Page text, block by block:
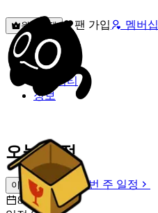
원픽선택 팬 가입 멤버십
밐타운
피드
커뮤니티
정보
오늘 일정
이번 주 일정
이번 주 일정
8월 7일 [금]